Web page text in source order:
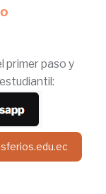
primer paso y